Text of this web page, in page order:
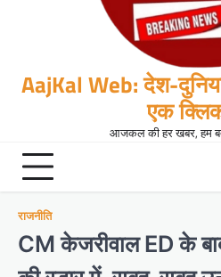
AajKal Web: देश-
एक
आजकल की हर खबर, हम
राजनीति
CM केजरीवाल ED के